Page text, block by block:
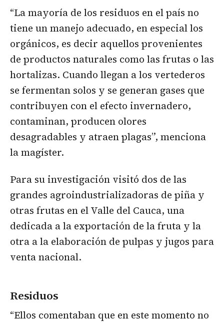
“La mayoría de los residuos en el país no
tiene un manejo adecuado, en especial los
orgánicos, es decir aquellos provenientes
de productos naturales como las frutas o las
hortalizas. Cuando llegan a los vertederos
se fermentan solos y se generan gases que
contribuyen con el efecto invernadero,
contaminan, producen olores
desagradables y atraen plagas”, menciona
la magíster.
Para su investigación visitó dos de las
grandes agroindustrializadoras de piña y
otras frutas en el Valle del Cauca, una
dedicada a la exportación de la fruta y la
otra a la elaboración de pulpas y jugos para
venta nacional.
Residuos
“Ellos comentaban que en este momento no